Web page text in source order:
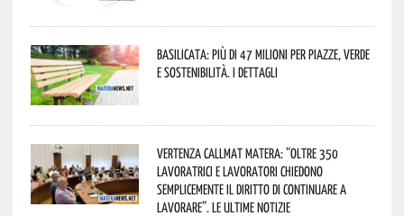
Basilicata: più di 47 milioni per piazze, verde
e sostenibilità. I dettagli
Vertenza CallMat Matera: “Oltre 350
lavoratrici e lavoratori chiedono
semplicemente il diritto di continuare a
lavorare”. Le ultime notizie